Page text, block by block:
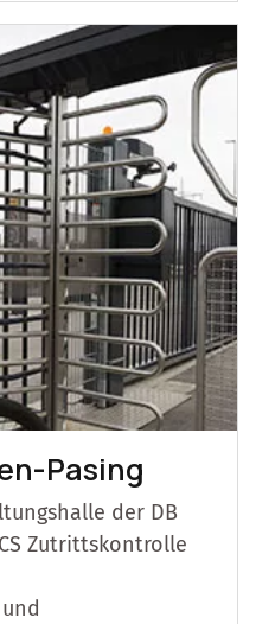
Pasing
der DB
Zutrittskontrolle